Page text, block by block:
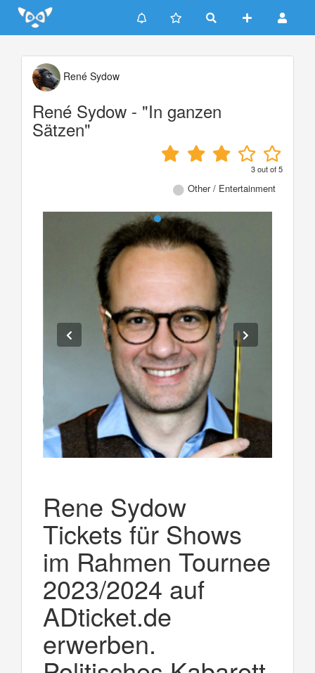
Update cookies preferences
René Sydow
René Sydow - "In ganzen
Sätzen"
3out of5
Other / Entertainment
Rene Sydow
Tickets für Shows
im Rahmen Tournee
2023/2024 auf
ADticket.de
erwerben.